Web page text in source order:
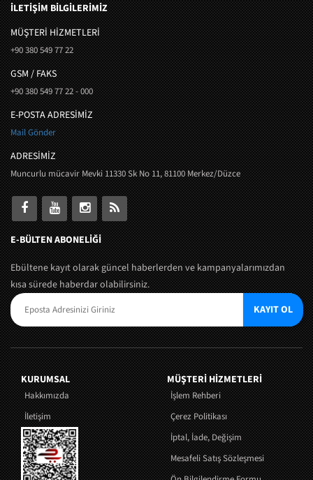
İLETİŞİM BİLGİLERİMİZ
MÜŞTERI HIZMETLERI
+90 380 549 77 22
GSM / FAKS
+90 380 549 77 22 - 000
E-POSTA ADRESİMİZ
Mail Gönder
ADRESİMİZ
Muncurlu mücavir Mevki 11330 Sk No 11, 81100 Merkez/Düzce
E-BÜLTEN ABONELİĞİ
Ebültene kayıt olarak güncel haberlerden ve kampanyalarımızdan
kısa sürede haberdar olabilirsiniz.
KAYIT OL
KURUMSAL
Hakkımızda
İletişim
MÜŞTERI HIZMETLERI
İşlem Rehberi
Çerez Politikası
İptal, İade, Değişim
Mesafeli Satış Sözleşmesi